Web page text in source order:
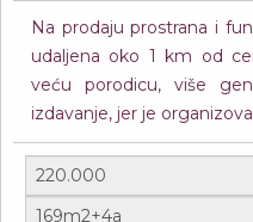
Na prodaju prostrana i
udaljena oko 1 km od
veću porodicu, više
izdavanje, jer je